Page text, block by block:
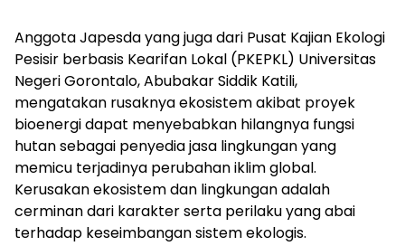
Anggota Japesda yang juga dari Pusat Kajian Ekologi
Pesisir berbasis Kearifan Lokal (PKEPKL) Universitas
Negeri Gorontalo, Abubakar Siddik Katili,
mengatakan rusaknya ekosistem akibat proyek
bioenergi dapat menyebabkan hilangnya fungsi
hutan sebagai penyedia jasa lingkungan yang
memicu terjadinya perubahan iklim global.
Kerusakan ekosistem dan lingkungan adalah
cerminan dari karakter serta perilaku yang abai
terhadap keseimbangan sistem ekologis.